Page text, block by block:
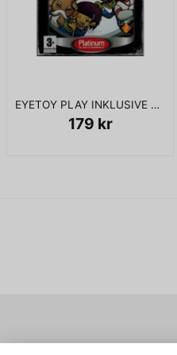
EYETOY PLAY INKLUSIVE KAMERA PS2
179 kr
KOMPLETT I BOX